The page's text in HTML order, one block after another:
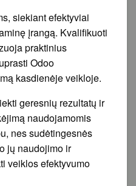
siekiant efektyviai
įrangą. Kvalifikuoti
praktinius
Odoo
kasdienėje veikloje.
geresnių rezultatų ir
naudojamomis
nes sudėtingesnės
jų naudojimo ir
veiklos efektyvumo